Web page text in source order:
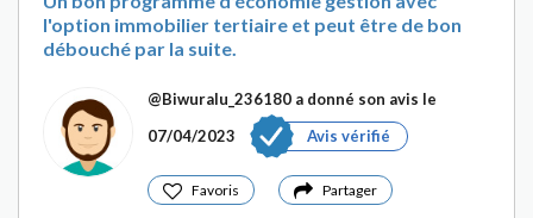
l'option immobilier tertiaire et peut être de bon
débouché par la suite.
@Biwuralu_236180 a donné son avis le
07/04/2023
Avis vérifié
Favoris Partager